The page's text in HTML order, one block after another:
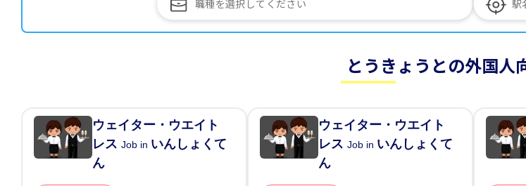
とうきょうとの外国人
ウェイター・ウエイト
レスJob in いんしょくて
ん
ウェイター・ウエイト
レスJob in いんしょくて
ん